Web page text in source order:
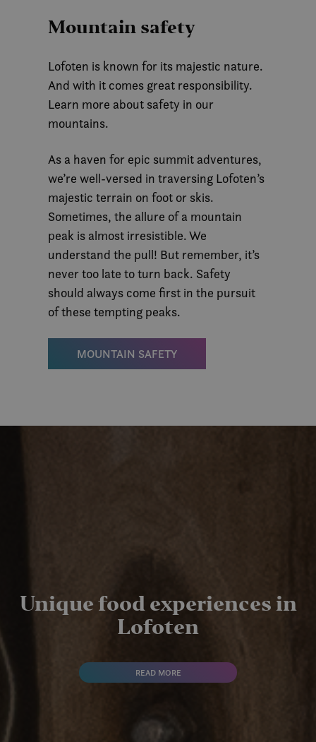
Mountain safety
Lofoten is known for its majestic nature.
And with it comes great responsibility.
Learn more about safety in our
mountains.
As a haven for epic summit adventures,
we’re well-versed in traversing Lofoten’s
majestic terrain on foot or skis.
Sometimes, the allure of a mountain
peak is almost irresistible. We
understand the pull! But remember, it’s
never too late to turn back. Safety
should always come first in the pursuit
of these tempting peaks.
MOUNTAIN SAFETY
Unique food experiences in
Lofoten
READ MORE